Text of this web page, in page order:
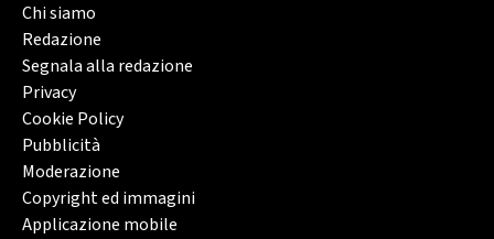
Chi siamo
Redazione
Segnala alla redazione
Privacy
Cookie Policy
Pubblicità
Moderazione
Copyright ed immagini
Applicazione mobile